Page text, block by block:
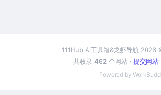
111Hub Ai工具箱&龙虾导航 2026
共收录 462 个网站 · 提交网站
Powered by